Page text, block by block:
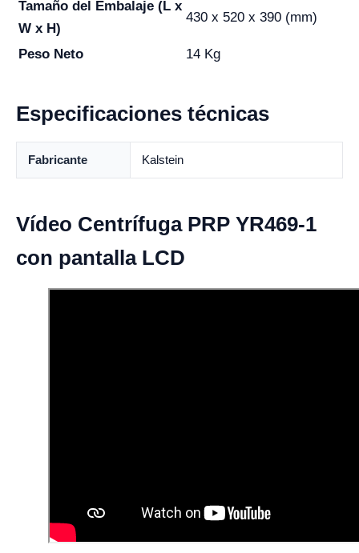
Tamaño del Embalaje (L x
W x H)
430 x 520 x 390 (mm)
Peso Neto 14 Kg
Especificaciones técnicas
Fabricante Kalstein
Vídeo Centrífuga PRP YR469-1
con pantalla LCD